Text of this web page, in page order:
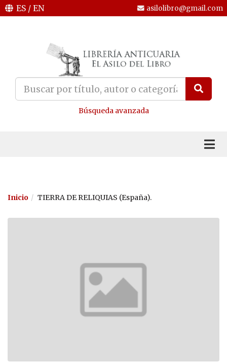
ES / EN asilolibro@gmail.com
Búsqueda avanzada
Inicio TIERRA DE RELIQUIAS (España).